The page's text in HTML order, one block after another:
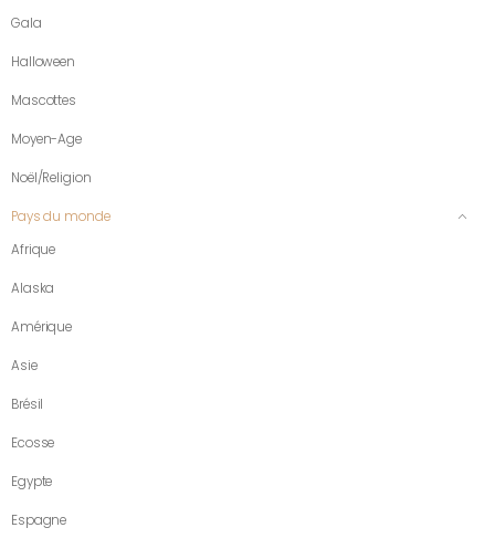
Gala
Halloween
Mascottes
Moyen-Age
Noël/Religion
Pays du monde
Afrique
Alaska
Amérique
Asie
Brésil
Ecosse
Egypte
Espagne